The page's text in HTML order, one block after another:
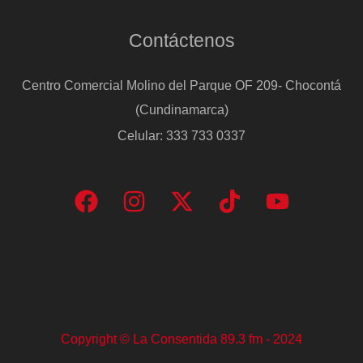
Contáctenos
Centro Comercial Molino del Parque OF 209- Chocontá
(Cundinamarca)
Celular: 333 733 0337
Copyright © La Consentida 89.3 fm - 2024